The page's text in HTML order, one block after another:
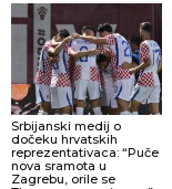
Srbijanski medij o
dočeku hrvatskih
reprezentativaca: “Puče
nova sramota u
Zagrebu, orile se